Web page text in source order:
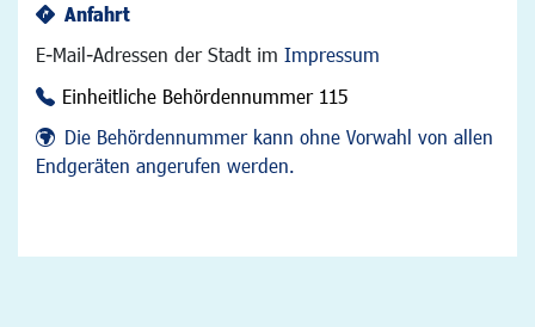
Anfahrt
E-Mail-Adressen der Stadt im Impressum
Einheitliche Behördennummer 115
Die Behördennummer kann ohne Vorwahl von allen
Endgeräten angerufen werden.